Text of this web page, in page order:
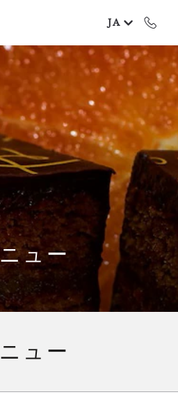
JA
ュー
ュー